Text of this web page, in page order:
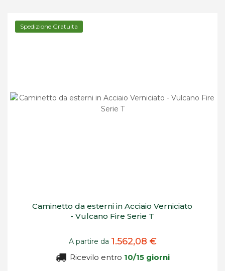
Spedizione Gratuita
Caminetto da esterni in Acciaio Verniciato
- Vulcano Fire Serie T
A partire da 1.562,08 €
Ricevilo entro 10/15 giorni